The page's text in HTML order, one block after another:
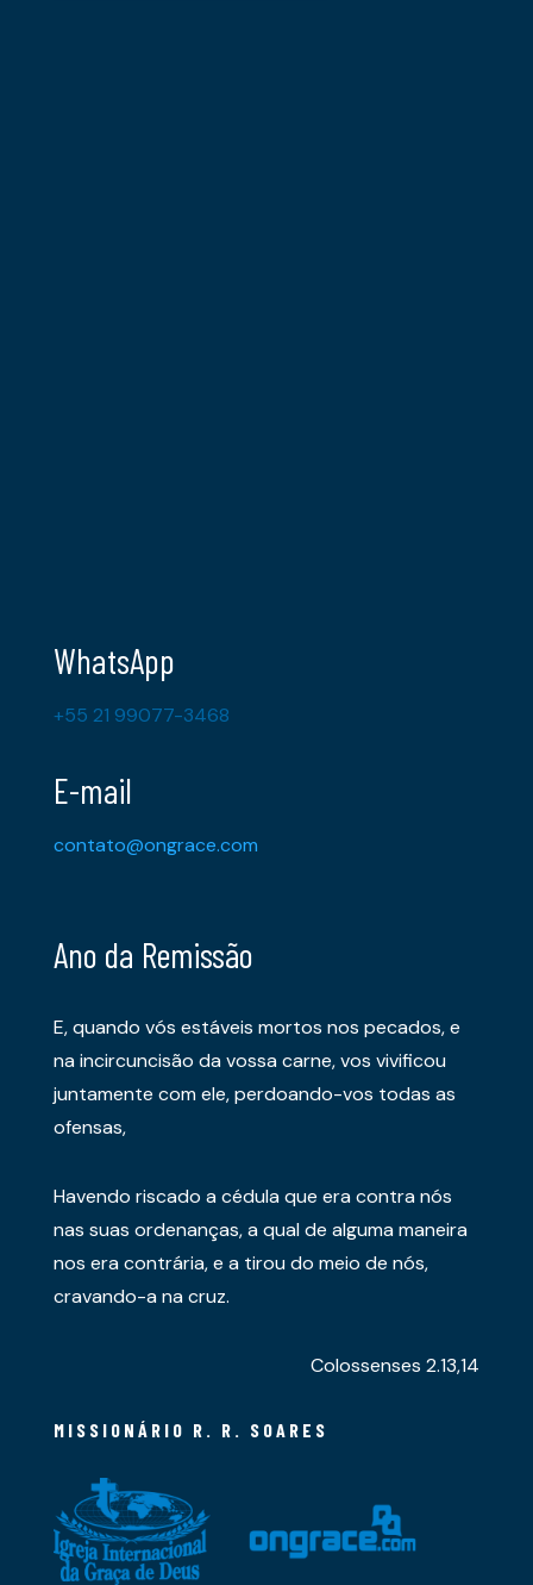
WhatsApp
+55 21 99077-3468
E-mail
contato@ongrace.com
Ano da Remissão
E, quando vós estáveis mortos nos pecados, e
na incircuncisão da vossa carne, vos vivificou
juntamente com ele, perdoando-vos todas as
ofensas,
Havendo riscado a cédula que era contra nós
nas suas ordenanças, a qual de alguma maneira
nos era contrária, e a tirou do meio de nós,
cravando-a na cruz.
Colossenses 2.13,14
MISSIONÁRIO R. R. SOARES